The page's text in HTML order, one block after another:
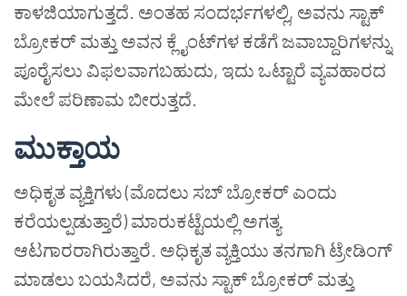
ಕಾಳಜಿಯಾಗುತ್ತದೆ. ಅಂತಹ ಸಂದರ್ಭಗಳಲ್ಲಿ, ಅವನು ಸ್ಟಾಕ್
ಬ್ರೋಕರ್ ಮತ್ತು ಅವನ ಕ್ಲೈಂಟ್‌ಗಳ ಕಡೆಗೆ ಜವಾಬ್ದಾರಿಗಳನ್ನು
ಪೂರೈಸಲು ವಿಫಲವಾಗಬಹುದು, ಇದು ಒಟ್ಟಾರೆ ವ್ಯವಹಾರದ
ಮೇಲೆ ಪರಿಣಾಮ ಬೀರುತ್ತದೆ.
ಮುಕ್ತಾಯ
ಅಧಿಕೃತ ವ್ಯಕ್ತಿಗಳು (ಮೊದಲು ಸಬ್ ಬ್ರೋಕರ್ ಎಂದು
ಕರೆಯಲ್ಪಡುತ್ತಾರೆ) ಮಾರುಕಟ್ಟೆಯಲ್ಲಿ ಅಗತ್ಯ
ಆಟಗಾರರಾಗಿರುತ್ತಾರೆ. ಅಧಿಕೃತ ವ್ಯಕ್ತಿಯು ತನಗಾಗಿ ಟ್ರೇಡಿಂಗ್
ಮಾಡಲು ಬಯಸಿದರೆ, ಅವನು ಸ್ಟಾಕ್ ಬ್ರೋಕರ್ ಮತ್ತು